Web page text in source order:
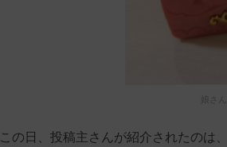
娘さ
この日、投稿主さんが紹介されたのは